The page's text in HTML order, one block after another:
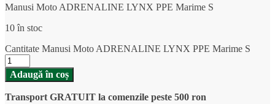
Manusi Moto ADRENALINE LYNX PPE Marime S
10 în stoc
Cantitate Manusi Moto ADRENALINE LYNX PPE Marime S
Adaugă în coș
Transport GRATUIT la comenzile peste 500 ron